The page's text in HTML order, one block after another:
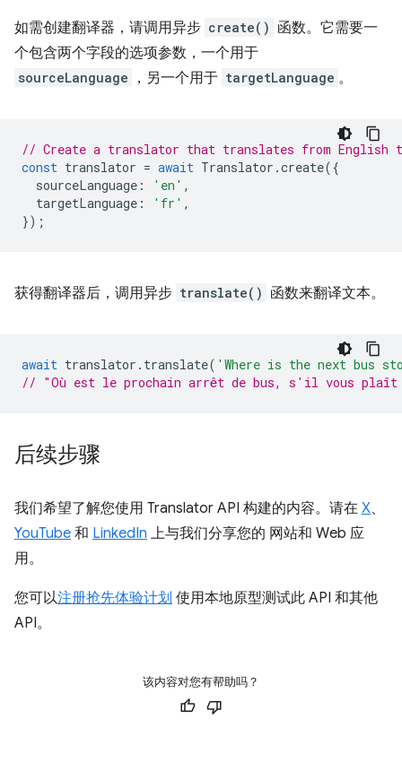
如需创建翻译器，请调用异步 create() 函数。它需要一
个包含两个字段的选项参数，一个用于
sourceLanguage ，另一个用于 targetLanguage 。
// Create a translator that translates from English
const translator = await Translator .create({
sourceLanguage : 'en' ,
targetLanguage : 'fr' ,
});
获得翻译器后，调用异步 translate() 函数来翻译文本。
await translator . translate( 'Where is the next bus
// "Où est le prochain arrêt de bus, s'il vous
后续步骤
我们希望了解您使用 Translator API 构建的内容。请在 X、
YouTube 和 LinkedIn 上与我们分享您的 网站和 Web 应
用。
您可以注册抢先体验计划 使用本地原型测试此 API 和其他
API。
该内容对您有帮助吗？